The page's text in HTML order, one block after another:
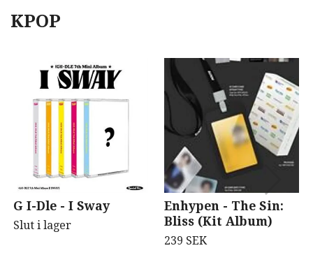
KPOP
G I-Dle - I Sway
Slut i lager
Enhypen - The Sin:
Bliss (Kit Album)
239 SEK